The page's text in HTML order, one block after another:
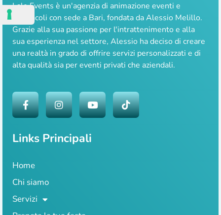
Lale Events è un'agenzia di animazione eventi e
spettacoli con sede a Bari, fondata da Alessio Melillo.
Grazie alla sua passione per l'intrattenimento e alla
sua esperienza nel settore, Alessio ha deciso di creare
una realtà in grado di offrire servizi personalizzati e di
alta qualità sia per eventi privati che aziendali.
Links Principali
Home
Chi siamo
Servizi